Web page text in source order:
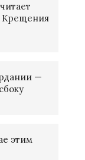
Крещения
—
этим